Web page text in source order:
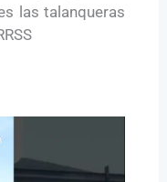
las talanqueras